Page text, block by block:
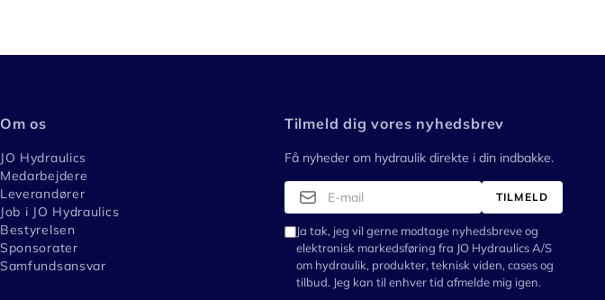
Om os
JO Hydraulics
Medarbejdere
Leverandører
Job i JO Hydraulics
Bestyrelsen
Sponsorater
Samfundsansvar
Tilmeld dig vores nyhedsbrev
Få nyheder om hydraulik direkte i din indbakke.
TILMELD
Ja tak, jeg vil gerne modtage nyhedsbreve og
elektronisk markedsføring fra JO Hydraulics A/S
om hydraulik, produkter, teknisk viden, cases og
tilbud. Jeg kan til enhver tid afmelde mig igen.